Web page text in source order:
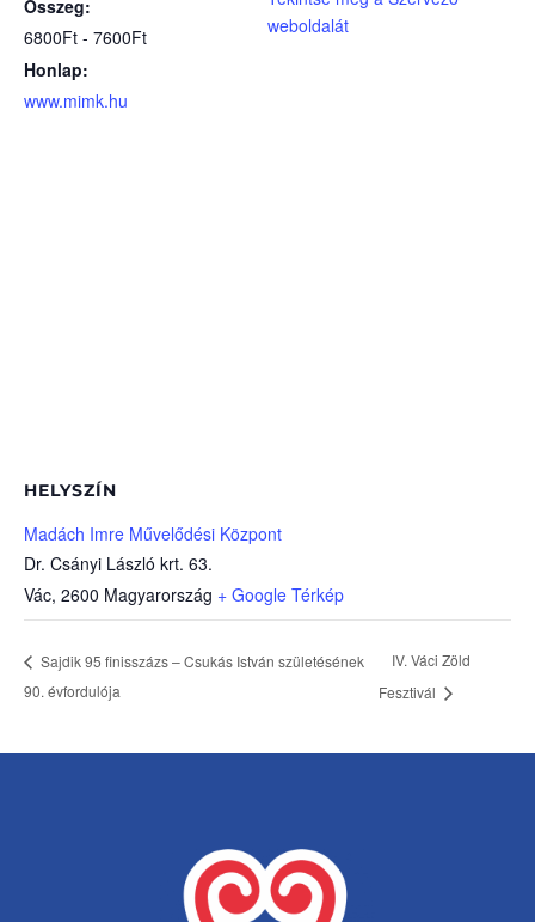
Összeg:
6800Ft - 7600Ft
Honlap:
www.mimk.hu
weboldalát
HELYSZÍN
Madách Imre Művelődési Központ
Dr. Csányi László krt. 63.
Vác, 2600 Magyarország + Google Térkép
Sajdik 95 finisszázs – Csukás István születésének
90. évfordulója
IV. Váci Zöld
Fesztivál